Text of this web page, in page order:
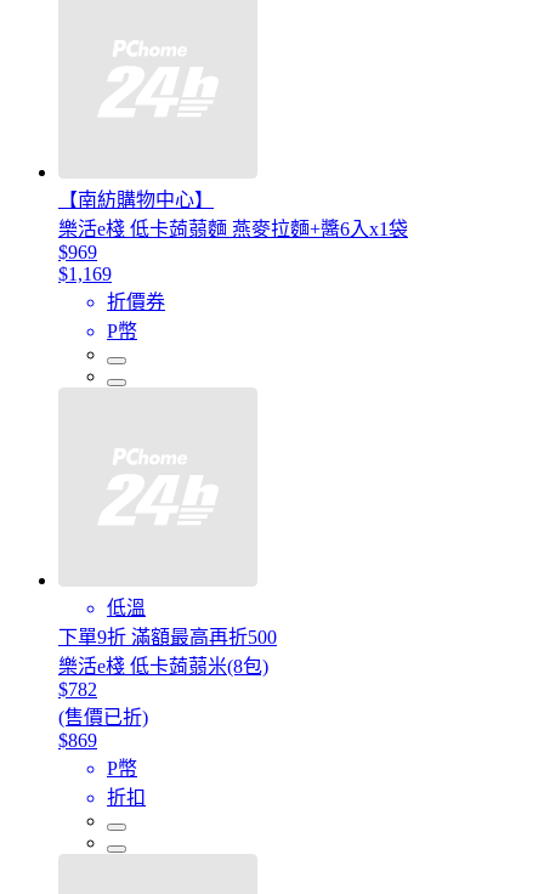
【南紡購物中心】
樂活e棧 低卡蒟蒻麵 燕麥拉麵+醬6入x1袋
$969
$1,169
折價券
P幣
低溫
下單9折 滿額最高再折500
樂活e棧 低卡蒟蒻米(8包)
$782
(售價已折)
$869
P幣
折扣